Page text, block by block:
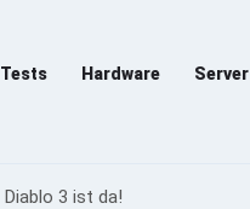
Tests Hardware Server
Diablo 3 ist da!